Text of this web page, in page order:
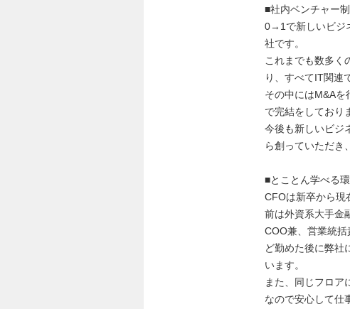
■社内ベンチャー
0→1で新しいビジ
社です。
これまでも数多く
り、すべてIT関連
その中にはM&Aを
で完結をしており
今後も新しいビジ
ら創っていただき
■とことん学べる
CFOは新卒から現
前は外資系大手金
COO兼、営業統
ど勤めた後に弊社
います。
また、同じフロア
なので安心して仕